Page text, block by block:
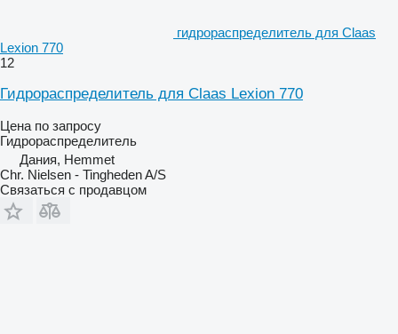
гидрораспределитель для Claas
Lexion 770
12
Гидрораспределитель для Claas Lexion 770
Цена по запросу
Гидрораспределитель
Дания, Hemmet
Chr. Nielsen - Tingheden A/S
Связаться с продавцом